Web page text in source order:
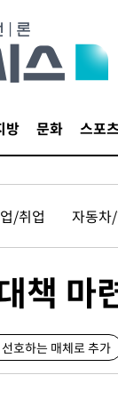
방 문화 스포츠
/취업 자동차
책 마
호하는 매체로 추가